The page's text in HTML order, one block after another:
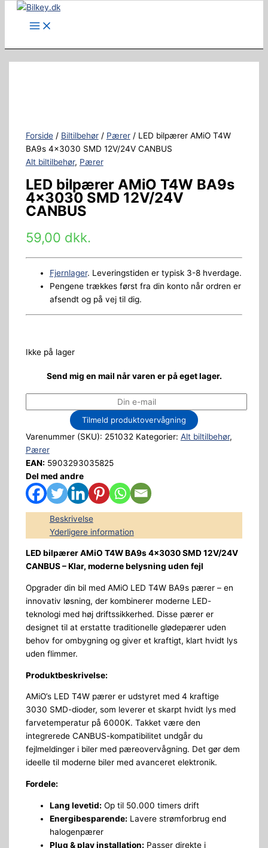
Forside/ Biltilbehør/ Pærer/ LED bilpærer AMiO T4W
BA9s 4×3030 SMD 12V/24V CANBUS
Alt biltilbehør, Pærer
LED bilpærer AMiO T4W BA9s
4×3030 SMD 12V/24V
CANBUS
59,00 dkk.
Fjernlager. Leveringstiden er typisk 3-8 hverdage.
Pengene trækkes først fra din konto når ordren er
afsendt og på vej til dig.
Ikke på lager
Send mig en mail når varen er på eget lager.
Tilmeld produktovervågning
Varenummer (SKU): 251032 Kategorier: Alt biltilbehør,
Pærer
EAN: 5903293035825
Del med andre
Beskrivelse
Yderligere information
LED bilpærer AMiO T4W BA9s 4×3030 SMD 12V/24V
CANBUS – Klar, moderne belysning uden fejl
Opgrader din bil med AMiO LED T4W BA9s pærer – en
innovativ løsning, der kombinerer moderne LED-
teknologi med høj driftssikkerhed. Disse pærer er
designet til at erstatte traditionelle glødepærer uden
behov for ombygning og giver et kraftigt, klart hvidt lys
uden flimmer.
Produktbeskrivelse:
AMiO’s LED T4W pærer er udstyret med 4 kraftige
3030 SMD-dioder, som leverer et skarpt hvidt lys med
farvetemperatur på 6000K. Takket være den
integrerede CANBUS-kompatibilitet undgår du
fejlmeldinger i biler med pæreovervågning. Det gør dem
ideelle til moderne biler med avanceret elektronik.
Fordele:
Lang levetid: Op til 50.000 timers drift
Energibesparende: Lavere strømforbrug end
halogenpærer
Plug & play installation: Passer direkte i